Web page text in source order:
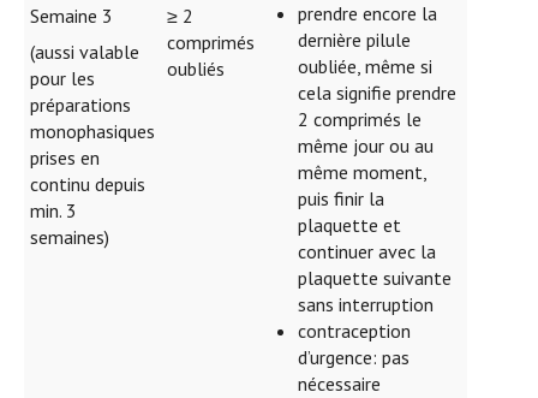
Semaine 3
(aussi valable
pour les
préparations
monophasiques
prises en
continu depuis
min. 3
semaines)
≥ 2
comprimés
oubliés
prendre encore la
dernière pilule
oubliée, même si
cela signifie prendre
2 comprimés le
même jour ou au
même moment,
puis finir la
plaquette et
continuer avec la
plaquette suivante
sans interruption
contraception
d’urgence: pas
nécessaire